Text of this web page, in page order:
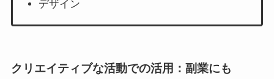
デザイン
クリエイティブな活動での活用：副業にも